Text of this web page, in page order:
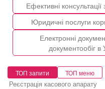
Ефективні консультації
Юридичні послуги
Електронні
документообіг в
ТОП запити ТОП меню
Реєстрація касового апарату